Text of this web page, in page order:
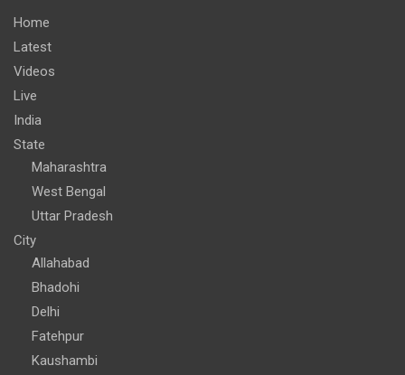
Home
Latest
Videos
Live
India
State
Maharashtra
West Bengal
Uttar Pradesh
City
Allahabad
Bhadohi
Delhi
Fatehpur
Kaushambi